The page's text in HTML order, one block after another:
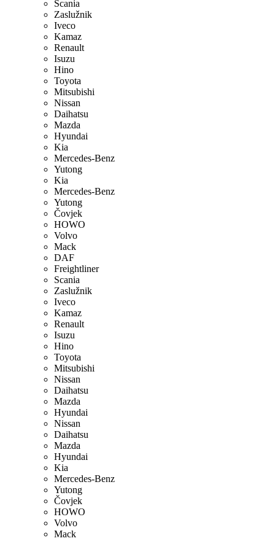
Scania
Zaslužnik
Iveco
Kamaz
Renault
Isuzu
Hino
Toyota
Mitsubishi
Nissan
Daihatsu
Mazda
Hyundai
Kia
Mercedes-Benz
Yutong
Kia
Mercedes-Benz
Yutong
Čovjek
HOWO
Volvo
Mack
DAF
Freightliner
Scania
Zaslužnik
Iveco
Kamaz
Renault
Isuzu
Hino
Toyota
Mitsubishi
Nissan
Daihatsu
Mazda
Hyundai
Nissan
Daihatsu
Mazda
Hyundai
Kia
Mercedes-Benz
Yutong
Čovjek
HOWO
Volvo
Mack